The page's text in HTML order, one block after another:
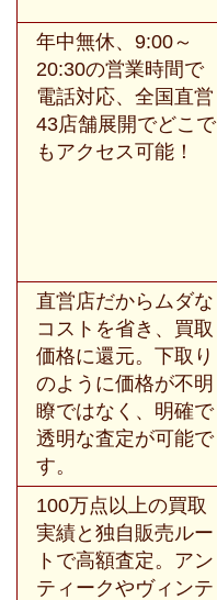
年中無休、9:00～
20:30の営業時間で
電話対応、全国直営
43店舗展開でどこで
もアクセス可能！
直営店だからムダな
コストを省き、買取
価格に還元。下取り
のように価格が不明
瞭ではなく、明確で
透明な査定が可能で
す。
100万点以上の買取
実績と独自販売ルー
トで高額査定。アン
ティークやヴィンテ